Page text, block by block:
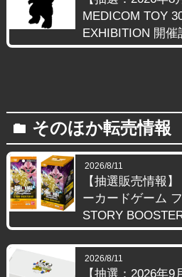
MEDICOM TOY
EXHIBITION 開催
folder そのほか転売情報
2026/8/11
【抽選販売情報
ーカードゲーム
STORY
2026/8/11
【抽選：2026年9